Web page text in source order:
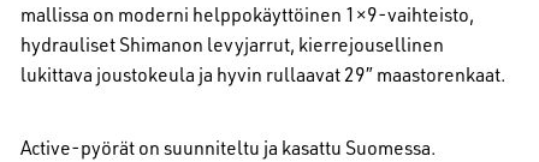
mallissa on moderni helppokäyttöinen 1×9-vaihteisto,
hydrauliset Shimanon levyjarrut, kierrejousellinen
lukittava joustokeula ja hyvin rullaavat 29″ maastorenkaat.
Active-pyörät on suunniteltu ja kasattu Suomessa.